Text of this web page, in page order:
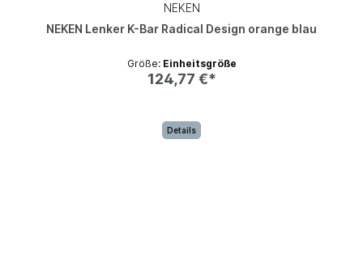
NEKEN
NEKEN Lenker K-Bar Radical Design orange blau
Größe: Einheitsgröße
124,77 €*
Details